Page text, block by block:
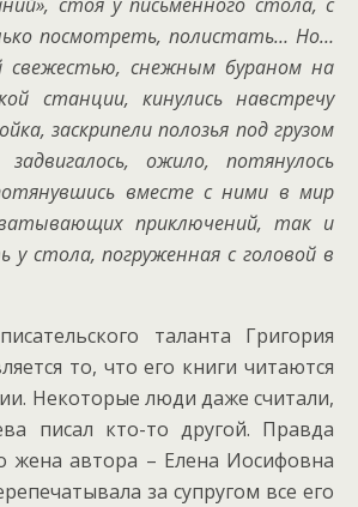
посмотреть, полистать… Но…
свежестью, снежным бураном на
станции, кинулись навстречу
заскрипели полозья под грузом
задвигалось, ожило, потянулось
вместе с ними в мир
приключений, так и
у стола, погруженная с головой в
таланта Григория
то, что его книги читаются
Некоторые люди даже считали,
писал кто-то другой. Правда
автора – Елена Иосифовна
за супругом все его